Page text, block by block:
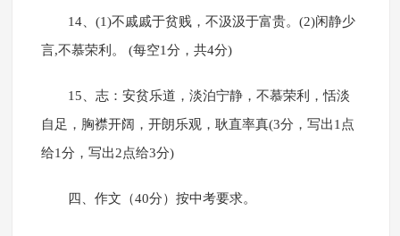
14、(1)不戚戚于贫贱，不汲汲于富贵。(2)闲静少
言,不慕荣利。 (每空1分，共4分)
15、志：安贫乐道，淡泊宁静，不慕荣利，恬淡
自足，胸襟开阔，开朗乐观，耿直率真(3分，写出1点
给1分，写出2点给3分)
四、作文（40分）按中考要求。